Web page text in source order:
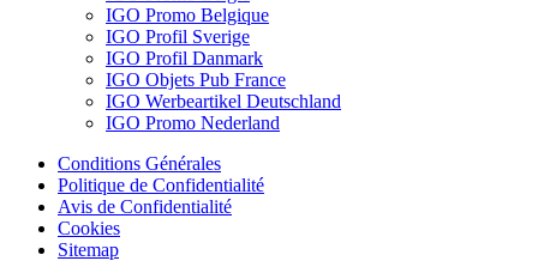
IGO Promo Belgique
IGO Profil Sverige
IGO Profil Danmark
IGO Objets Pub France
IGO Werbeartikel Deutschland
IGO Promo Nederland
Conditions Générales
Politique de Confidentialité
Avis de Confidentialité
Cookies
Sitemap